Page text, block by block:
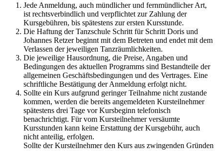
Jede Anmeldung, auch mündlicher und fernmündlicher Art,
ist rechtsverbindlich und verpflichtet zur Zahlung der
Kursgebühren, bis spätestens zur ersten Kursstunde.
Die Haftung der Tanzschule Schritt für Schritt Doris und
Johannes Retzer beginnt mit dem Betreten und endet mit dem
Verlassen der jeweiligen Tanzräumlichkeiten.
Die jeweilige Hausordnung, die Preise, Angaben und
Bedingungen des aktuellen Programms sind Bestandteile der
allgemeinen Geschäftsbedingungen und des Vertrages. Eine
schriftliche Bestätigung der Anmeldung erfolgt nicht.
Sollte ein Kurs aufgrund geringer Teilnahme nicht zustande
kommen, werden die bereits angemeldeten Kursteilnehmer
spätestens drei Tage vor Kursbeginn telefonisch
benachrichtigt. Für vom Kursteilnehmer versäumte
Kursstunden kann keine Erstattung der Kursgebühr, auch
nicht anteilig, erfolgen.
Sollte der Kursteilnehmer den Kurs aus zwingenden Gründen